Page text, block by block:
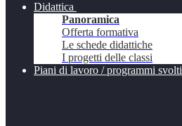
Didattica
Panoramica
Offerta formativa
Le schede didattiche
I progetti delle classi
Piani di lavoro / programmi svolti